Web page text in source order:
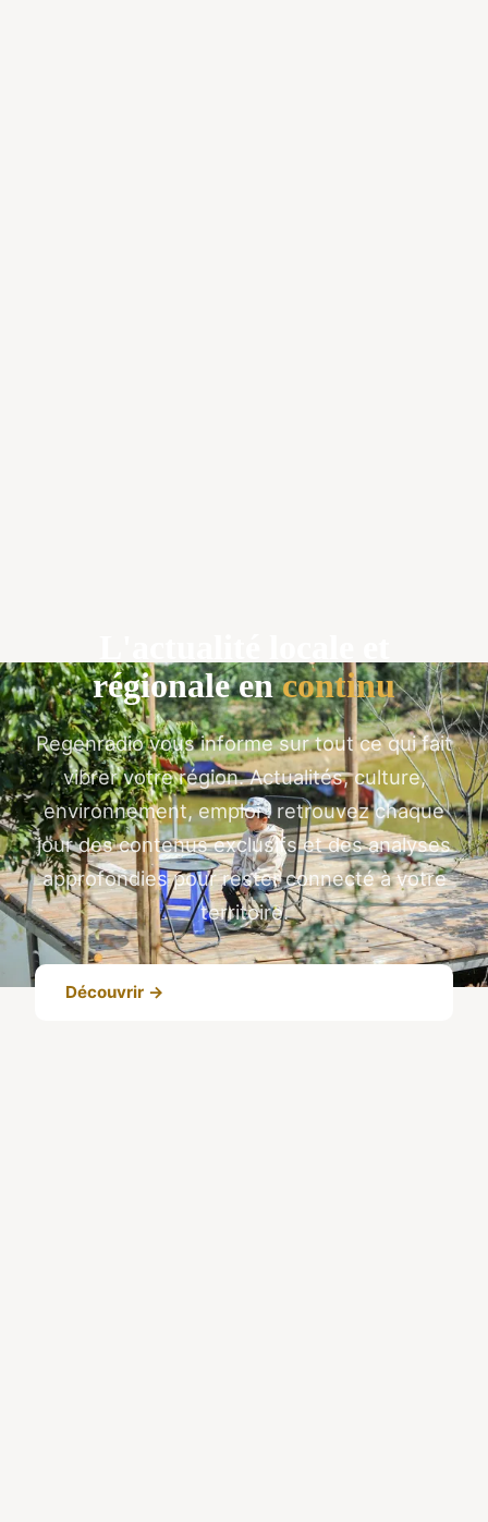
régionale encontinu
Regenradio vous informe sur tout ce qui fait
vibrer votre région. Actualités, culture,
environnement, emploi : retrouvez chaque
jour des contenus exclusifs et des analyses
approfondies pour rester connecté à votre
territoire.
Découvrir →